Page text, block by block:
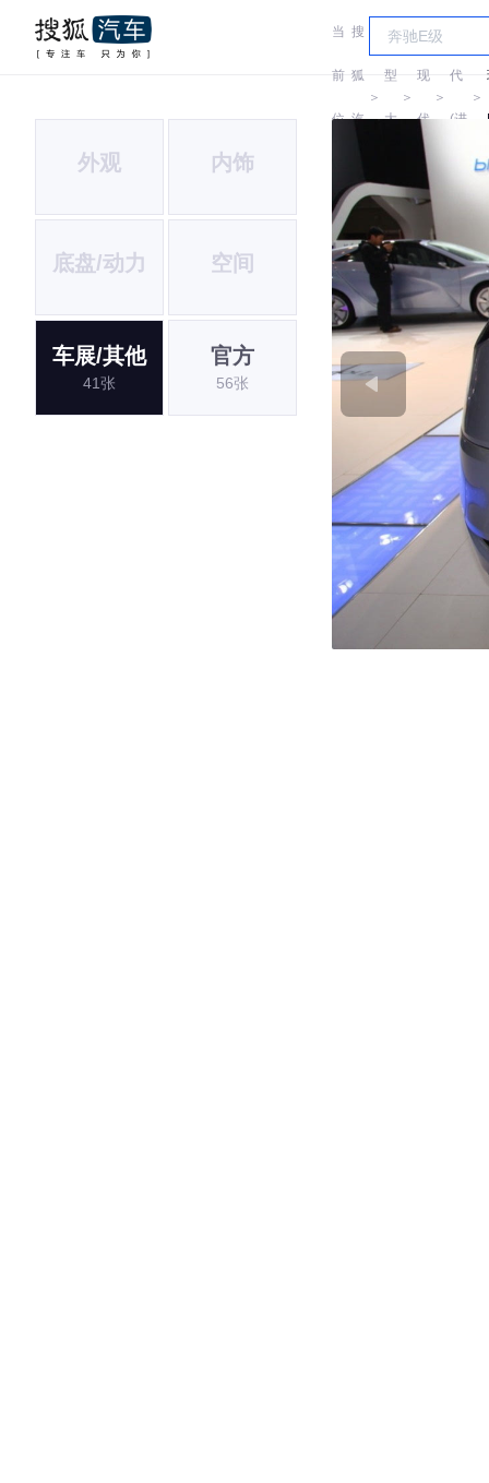
当
前
位
搜
狐
汽
＞
车
型
大
＞
现
代
＞
代
(进
＞
外观 内饰
底盘/动力 空间
车展/其他
41张
官方
56张